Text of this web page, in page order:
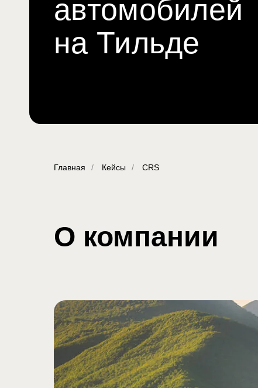
автомобилей
на Тильде
Главная / Кейсы / CRS
О компании